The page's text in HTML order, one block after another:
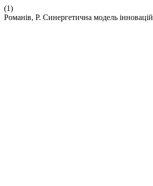
(1)
Романів, Р. Синергетична модель